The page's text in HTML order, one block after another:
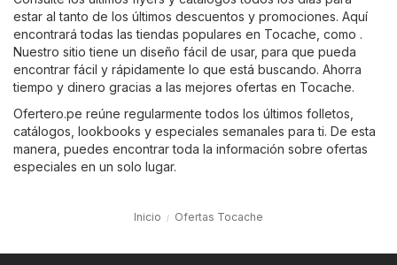
estar al tanto de los últimos descuentos y promociones. Aquí
encontrará todas las tiendas populares en Tocache, como .
Nuestro sitio tiene un diseño fácil de usar, para que pueda
encontrar fácil y rápidamente lo que está buscando. Ahorra
tiempo y dinero gracias a las mejores ofertas en Tocache.
Ofertero.pe reúne regularmente todos los últimos folletos,
catálogos, lookbooks y especiales semanales para ti. De esta
manera, puedes encontrar toda la información sobre ofertas
especiales en un solo lugar.
Inicio Ofertas Tocache